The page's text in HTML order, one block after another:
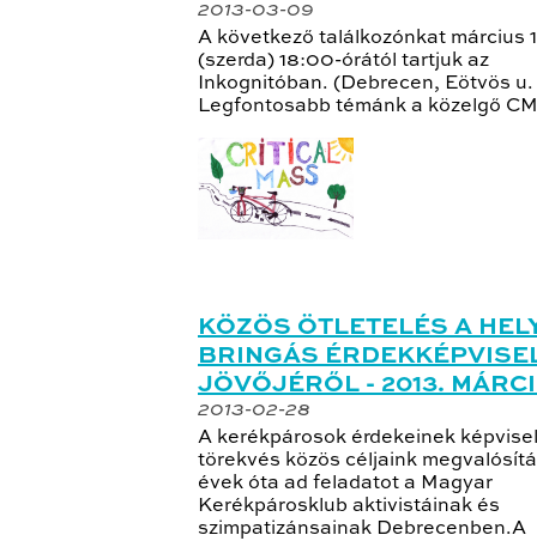
2013-03-09
A következő találkozónkat március
(szerda) 18:00-órától tartjuk az
Inkognitóban. (Debrecen, Eötvös u.
Legfontosabb témánk a közelgő
KÖZÖS ÖTLETELÉS A
BRINGÁS
JÖVŐJÉRŐL - 2013.
2013-02-28
A kerékpárosok érdekeinek
törekvés közös céljaink
évek óta ad feladatot a Magyar
Kerékpárosklub aktivistáinak és
szimpatizánsainak Debrecenben.A